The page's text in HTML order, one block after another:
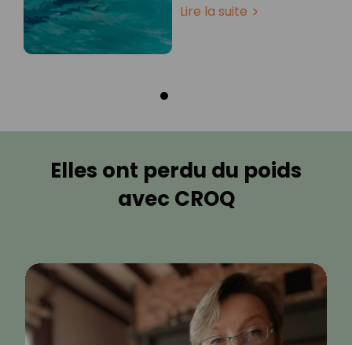
Lire la suite
Elles ont perdu du poids
avec CROQ